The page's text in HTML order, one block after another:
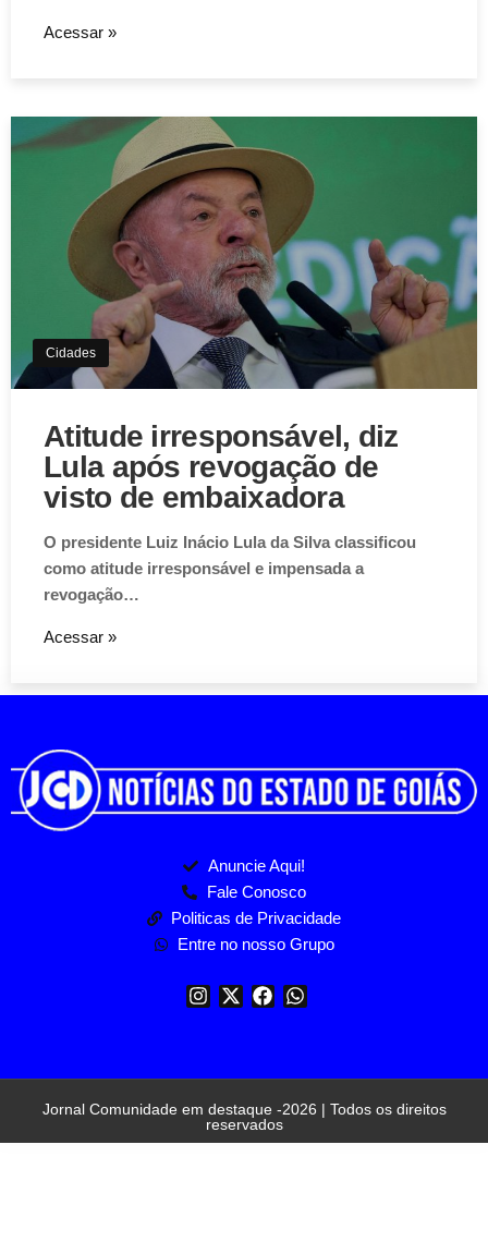
Acessar »
Cidades
Atitude irresponsável, diz
Lula após revogação de
visto de embaixadora
O presidente Luiz Inácio Lula da Silva classificou
como atitude irresponsável e impensada a
revogação…
Acessar »
Anuncie Aqui!
Fale Conosco
Politicas de Privacidade
Entre no nosso Grupo
Jornal Comunidade em destaque -2026 | Todos os direitos
reservados